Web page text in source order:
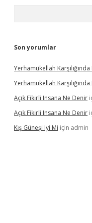
Son yorumlar
Yerhamükellah
Yerhamükellah
Açık Fikirli Insana Ne Denir
Açık Fikirli Insana Ne Denir
Kış Güneşi Iyi Mi için admin